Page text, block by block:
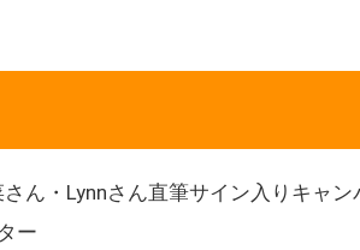
さん・Lynnさん直筆サイン入りキャン
ー